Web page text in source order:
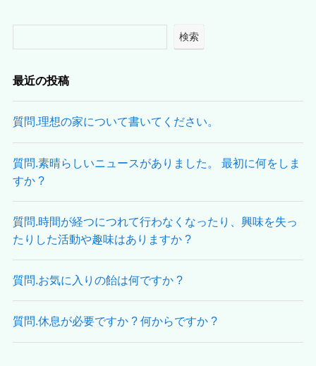
検索
最近の投稿
質問.理想の家について書いてください。
質問.素晴らしいニュースがありました。 最初に何をしま
すか ?
質問.時間が経つにつれて行わなくなったり、興味を失っ
たりした活動や趣味はありますか ?
質問.お気に入りの飴は何ですか ?
質問.休息が必要ですか ? 何からですか ?